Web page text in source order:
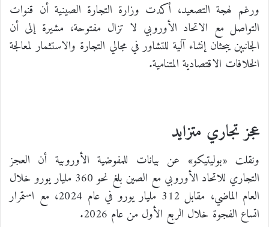
ورغم لهجة التصعيد، أكدت وزارة التجارة الصينية أن قنوات
التواصل مع الاتحاد الأوروبي لا تزال مفتوحة، مشيرة إلى أن
الجانبين يبحثان إنشاء آلية للتشاور في مجالي التجارة والاستثمار لمعالجة
الخلافات الاقتصادية المتنامية.
عجز تجاري متزايد
ونقلت «بوليتيكو» عن بيانات للمفوضية الأوروبية أن العجز
التجاري للاتحاد الأوروبي مع الصين بلغ نحو 360 مليار يورو خلال
العام الماضي، مقابل 312 مليار يورو في عام 2024، مع استمرار
اتساع الفجوة خلال الربع الأول من عام 2026.